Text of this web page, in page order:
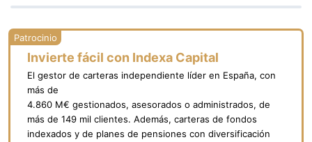
Invierte fácil con Indexa Capital
El gestor de carteras independiente líder en España, con
más de
4.860 M€ gestionados, asesorados o administrados, de
más de 149 mil clientes. Además, carteras de fondos
indexados y de planes de pensiones con diversificación